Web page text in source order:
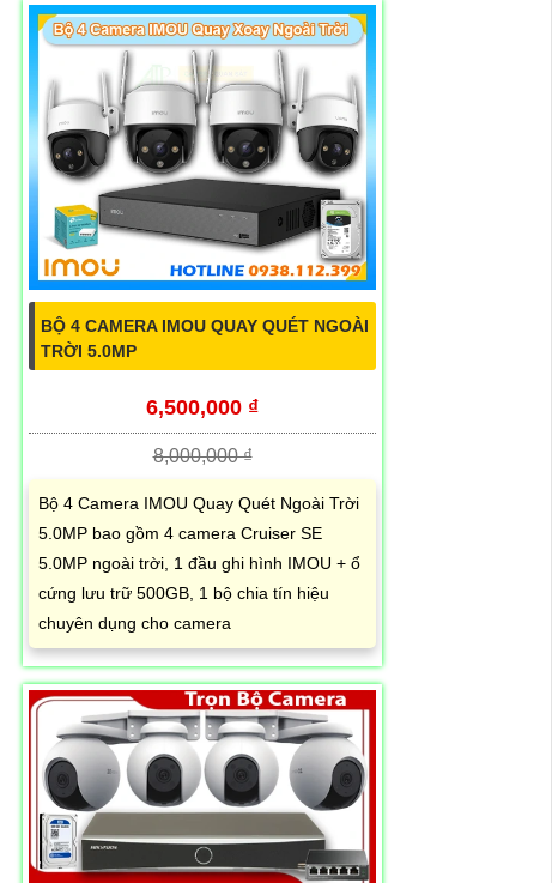
BỘ 4 CAMERA IMOU QUAY QUÉT NGOÀI
TRỜI 5.0MP
6,500,000 ₫
8,000,000 ₫
Bộ 4 Camera IMOU Quay Quét Ngoài Trời
5.0MP bao gồm 4 camera Cruiser SE
5.0MP ngoài trời, 1 đầu ghi hình IMOU + ổ
cứng lưu trữ 500GB, 1 bộ chia tín hiệu
chuyên dụng cho camera